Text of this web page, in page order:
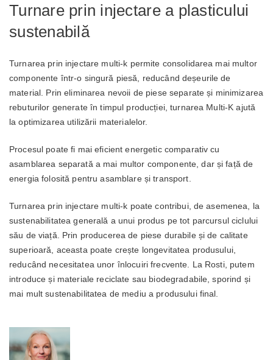
Turnare prin injectare a plasticului
sustenabilă
Turnarea prin injectare multi-k permite consolidarea mai multor
componente într-o singură piesă, reducând deșeurile de
material. Prin eliminarea nevoii de piese separate și minimizarea
rebuturilor generate în timpul producției, turnarea Multi-K ajută
la optimizarea utilizării materialelor.
Procesul poate fi mai eficient energetic comparativ cu
asamblarea separată a mai multor componente, dar și față de
energia folosită pentru asamblare și transport.
Turnarea prin injectare multi-k poate contribui, de asemenea, la
sustenabilitatea generală a unui produs pe tot parcursul ciclului
său de viață. Prin producerea de piese durabile și de calitate
superioară, aceasta poate crește longevitatea produsului,
reducând necesitatea unor înlocuiri frecvente. La Rosti, putem
introduce și materiale reciclate sau biodegradabile, sporind și
mai mult sustenabilitatea de mediu a produsului final.